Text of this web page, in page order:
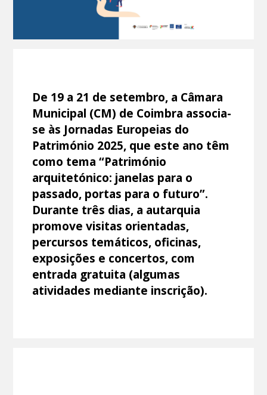
De 19 a 21 de setembro, a Câmara
Municipal (CM) de Coimbra associa-
se às Jornadas Europeias do
Património 2025, que este ano têm
como tema “Património
arquitetónico: janelas para o
passado, portas para o futuro”.
Durante três dias, a autarquia
promove visitas orientadas,
percursos temáticos, oficinas,
exposições e concertos, com
entrada gratuita (algumas
atividades mediante inscrição).